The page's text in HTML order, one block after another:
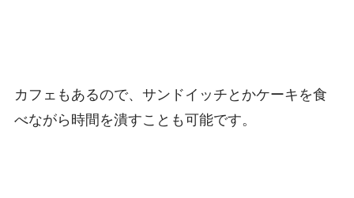
カフェもあるので、サンドイッチとかケーキを食
べながら時間を潰すことも可能です。